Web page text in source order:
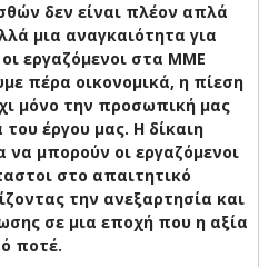
δεν είναι πλέον απλά
μια αναγκαιότητα για
εργαζόμενοι στα ΜΜΕ
πέρα οικονομικά, η πίεση
μόνο την προσωπική μας
έργου μας. Η δίκαιη
να μπορούν οι εργαζόμενοι
στο απαιτητικό
την ανεξαρτησία και
σε μια εποχή που η αξία
ποτέ.